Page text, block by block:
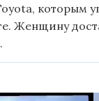
которым
Женщину